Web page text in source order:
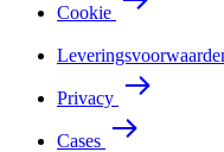
Cookie
Privacy
Cases